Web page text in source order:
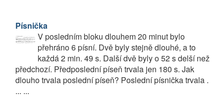
Písnička
V posledním bloku dlouhem 20 minut bylo
přehráno 6 písní. Dvě byly stejně dlouhé, a to
každá 2 min. 49 s. Další dvě byly o 52 s delší než
předchozí. Předposlední píseň trvala jen 180 s. Jak
dlouho trvala poslední píseň? Poslední písnička trvala .
... ...